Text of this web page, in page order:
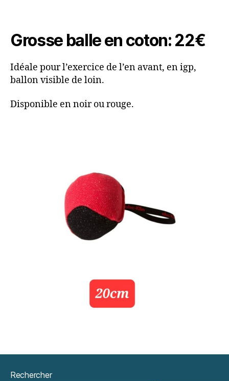
Grosse balle en coton: 22€
Idéale pour l’exercice de l’en avant, en igp,
ballon visible de loin.
Disponible en noir ou rouge.
Rechercher